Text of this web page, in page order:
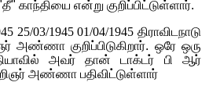
காந்தியை என்று குறிப்பிட்டுள்ளார்.
25/03/1945 01/04/1945 திராவிடநாடு
அண்ணா குறிப்பிடுகிறார். ஒரே ஒரு
அவர் தான் டாக்டர் பி ஆர்
அண்ணா பதிவிட்டுள்ளார்